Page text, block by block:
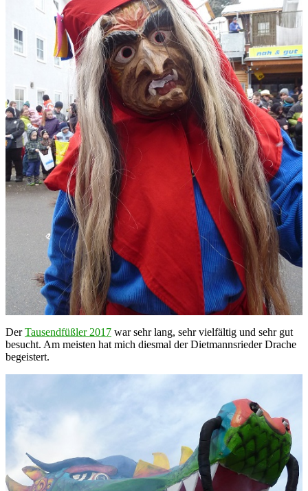
DerTausendfüßler 2017 war sehr lang, sehr vielfältig und sehr gut
besucht. Am meisten hat mich diesmal der Dietmannsrieder Drache
begeistert.